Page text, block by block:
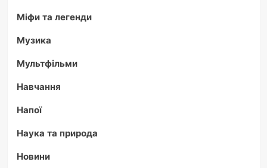
Міфи та легенди
Музика
Мультфільми
Навчання
Напої
Наука та природа
Новини